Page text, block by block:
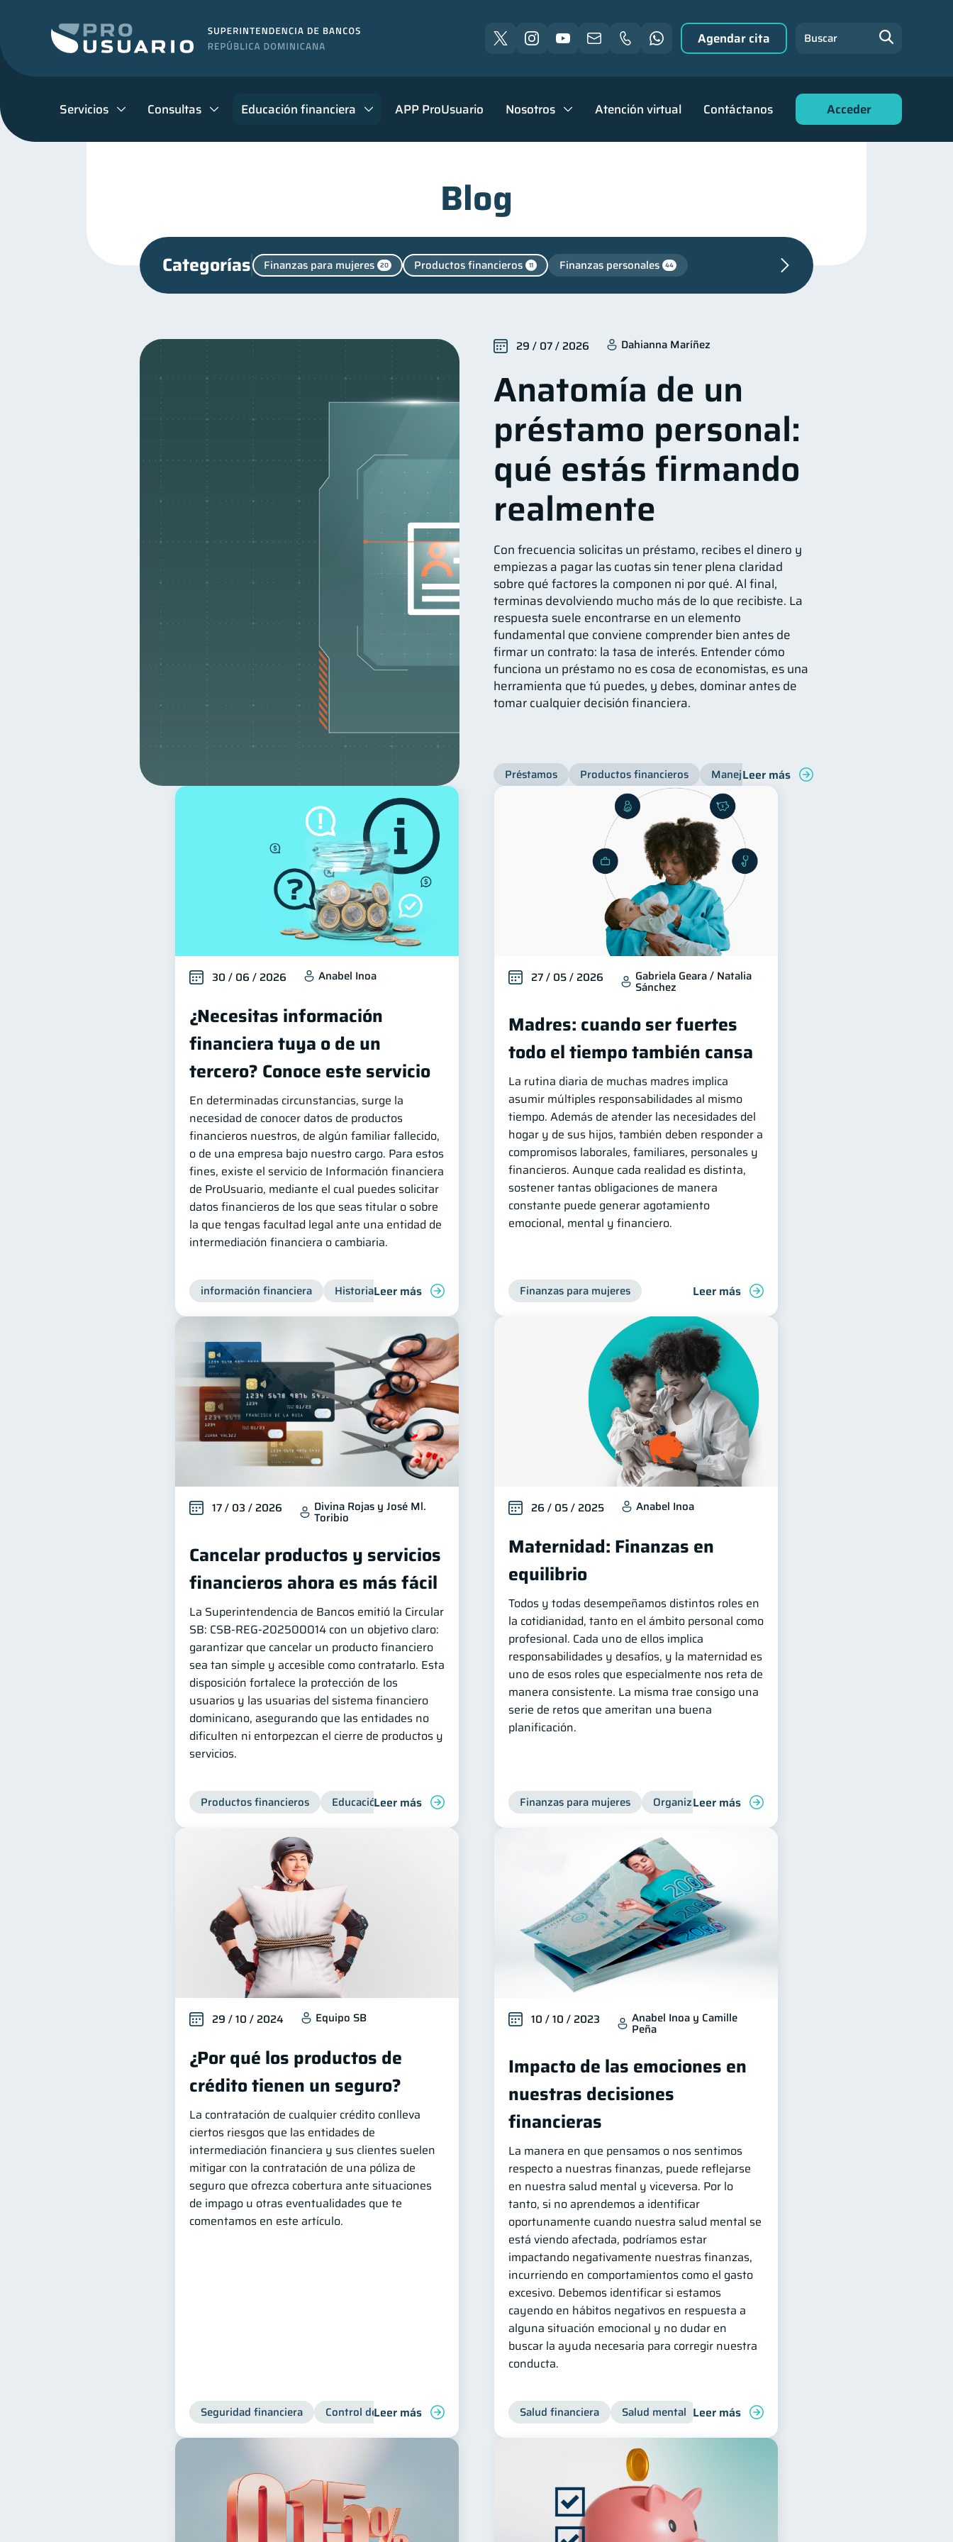
Servicios Consultas Educación financiera APP ProUsuario Nosotros Atención virtual Contáctanos Acceder
Agendar cita Buscar
Blog
Categorías Finanzas para mujeres 20 Productos financieros 11 Finanzas personales 44
Ahorro Consejos 6 Tarjeta de crédito Historial crediticio Ciberseguridad
Derechos & Deberes 4 Superintendencia de Bancos Vacaciones Criptomonedas
Cuenta Abandonada Inversiones 2 Cuenta Inactiva Finanzas Personales 1 Finanzas en Pareja
Educación Financiera Fraudes Información financiera 1 inversiones 1
ahorro Gasto responsable información financiera
29 / 07 / 2026 Dahianna Maríñez
Anatomía de un
préstamo personal:
qué estás firmando
realmente
Con frecuencia solicitas un préstamo, recibes el dinero y
empiezas a pagar las cuotas sin tener plena claridad
sobre qué factores la componen ni por qué. Al final,
terminas devolviendo mucho más de lo que recibiste. La
respuesta suele encontrarse en un elemento
fundamental que conviene comprender bien antes de
firmar un contrato: la tasa de interés. Entender cómo
funciona un préstamo no es cosa de economistas, es una
herramienta que tú puedes, y debes, dominar antes de
tomar cualquier decisión financiera.
Préstamos Productos financieros Manejo de deudas
Leer más
30 / 06 / 2026 Anabel Inoa
¿Necesitas información
financiera tuya o de un
tercero? Conoce este servicio
En determinadas circunstancias, surge la
necesidad de conocer datos de productos
financieros nuestros, de algún familiar fallecido,
o de una empresa bajo nuestro cargo. Para estos
fines, existe el servicio de Información financiera
de ProUsuario, mediante el cual puedes solicitar
datos financieros de los que seas titular o sobre
la que tengas facultad legal ante una entidad de
intermediación financiera o cambiaria.
información financiera Historial crediticio Productos financieros
Leer más
27 / 05 / 2026 Gabriela Geara / Natalia
Sánchez
Madres: cuando ser fuertes
todo el tiempo también cansa
La rutina diaria de muchas madres implica
asumir múltiples responsabilidades al mismo
tiempo. Además de atender las necesidades del
hogar y de sus hijos, también deben responder a
compromisos laborales, familiares, personales y
financieros. Aunque cada realidad es distinta,
sostener tantas obligaciones de manera
constante puede generar agotamiento
emocional, mental y financiero.
Finanzas para mujeres Leer más
17 / 03 / 2026 Divina Rojas y José Ml.
Toribio
Cancelar productos y servicios
financieros ahora es más fácil
La Superintendencia de Bancos emitió la Circular
SB: CSB‑REG‑202500014 con un objetivo claro:
garantizar que cancelar un producto financiero
sea tan simple y accesible como contratarlo. Esta
disposición fortalece la protección de los
usuarios y las usuarias del sistema financiero
dominicano, asegurando que las entidades no
dificulten ni entorpezcan el cierre de productos y
servicios.
Productos financieros Educación financiera Superintendencia de Bancos
Leer más
26 / 05 / 2025 Anabel Inoa
Maternidad: Finanzas en
equilibrio
Todos y todas desempeñamos distintos roles en
la cotidianidad, tanto en el ámbito personal como
profesional. Cada uno de ellos implica
responsabilidades y desafíos, y la maternidad es
uno de esos roles que especialmente nos reta de
manera consistente. La misma trae consigo una
serie de retos que ameritan una buena
planificación.
Finanzas para mujeres Organización Financiera
Leer más
29 / 10 / 2024 Equipo SB
¿Por qué los productos de
crédito tienen un seguro?
La contratación de cualquier crédito conlleva
ciertos riesgos que las entidades de
intermediación financiera y sus clientes suelen
mitigar con la contratación de una póliza de
seguro que ofrezca cobertura ante situaciones
de impago u otras eventualidades que te
comentamos en este artículo.
Seguridad financiera Control de deudas Manejo de deudas Derechos & Deberes Préstamos Productos financieros
Leer más
10 / 10 / 2023 Anabel Inoa y Camille
Peña
Impacto de las emociones en
nuestras decisiones
financieras
La manera en que pensamos o nos sentimos
respecto a nuestras finanzas, puede reflejarse
en nuestra salud mental y viceversa. Por lo
tanto, si no aprendemos a identificar
oportunamente cuando nuestra salud mental se
está viendo afectada, podríamos estar
impactando negativamente nuestras finanzas,
incurriendo en comportamientos como el gasto
excesivo. Debemos identificar si estamos
cayendo en hábitos negativos en respuesta a
alguna situación emocional y no dudar en
buscar la ayuda necesaria para corregir nuestra
conducta.
Salud financiera Salud mental Inclusión financiera
Leer más